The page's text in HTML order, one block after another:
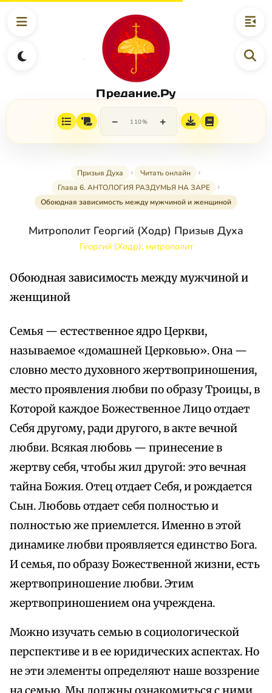
Предание.Ру
− 110% +
Призыв Духа
Читать онлайн
Глава 6. АНТОЛОГИЯ РАЗДУМЬЯ НА ЗАРЕ
Обоюдная зависимость между мужчиной и женщиной
Митрополит Георгий (Ходр) Призыв Духа
Георгий (Ходр), митрополит
Обоюдная зависимость между мужчиной и
женщиной
Семья — естественное ядро Церкви,
называемое «домашней Церковью». Она —
словно место духовного жертвоприношения,
место проявления любви по образу Троицы, в
Которой каждое Божественное Лицо отдает
Себя другому, ради другого, в акте вечной
любви. Всякая любовь — принесение в
жертву себя, чтобы жил другой: это вечная
тайна Божия. Отец отдает Себя, и рождается
Сын. Любовь отдает себя полностью и
полностью же приемлется. Именно в этой
динамике любви проявляется единство Бога.
И семья, по образу Божественной жизни, есть
жертвоприношение любви. Этим
жертвоприношением она учреждена.
Можно изучать семью в социологической
перспективе и в ее юридических аспектах. Но
не эти элементы определяют наше воззрение